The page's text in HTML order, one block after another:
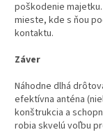
poškodenie
mieste, kde s ňou
kontaktu.
Záver
Náhodne dlhá
efektívna anténa
konštrukcia a
robia skvelú voľbu